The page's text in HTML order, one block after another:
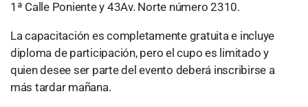
1ª Calle Poniente y 43Av. Norte número 2310.
La capacitación es completamente gratuita e incluye
diploma de participación, pero el cupo es limitado y
quien desee ser parte del evento deberá inscribirse a
más tardar mañana.